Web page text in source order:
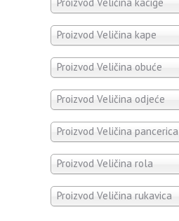
Proizvod Veličina kape
Proizvod Veličina obuće
Proizvod Veličina odjeće
Proizvod Veličina pancerica
Proizvod Veličina rola
Proizvod Veličina rukavica